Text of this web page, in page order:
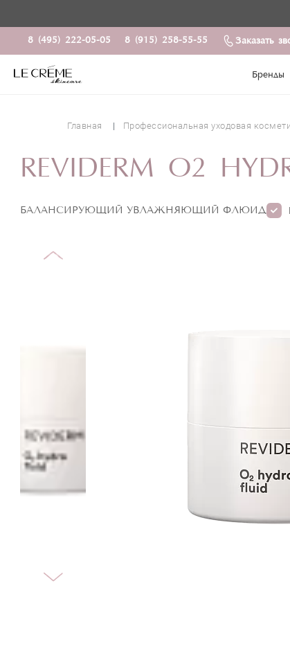
8 (495) 222-05-05 8 (915) 258-55-55 Заказать
Бренды
Главная Профессиональная уходовая
REVIDERM O2
БАЛАНСИРУЮЩИЙ УВЛАЖНЯЮЩИЙ ФЛЮИД